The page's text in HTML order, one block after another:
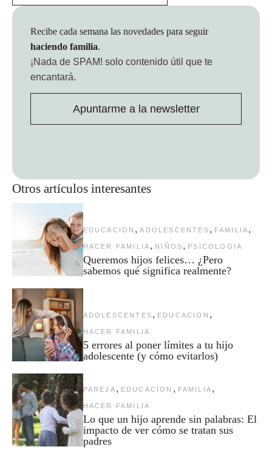
Otros artículos interesantes
EDUCACION , ADOLESCENTES , FAMILIA ,
HACER FAMILIA , NIÑOS , PSICOLOGIA
Queremos hijos felices… ¿Pero
sabemos qué significa realmente?
ADOLESCENTES , EDUCACION ,
HACER FAMILIA
5 errores al poner límites a tu hijo
adolescente (y cómo evitarlos)
PAREJA , EDUCACION , FAMILIA ,
HACER FAMILIA
Lo que un hijo aprende sin palabras: El
impacto de ver cómo se tratan sus
padres
Recibe cada semana las novedades para seguir
haciendo familia.
¡Nada de SPAM! solo contenido útil que te
encantará.
Apuntarme a la newsletter